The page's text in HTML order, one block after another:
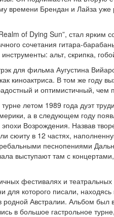
времени Брендан и Лайза
of Dying Sun”, стал ярким
сочетания гитара-
альт, скрипка,
для фильма Аугустина
киноактриса. В том же году
и оптимистичный,
летом 1989 года дуэт
а в следующем году
Возрождения. Назвав
сюиту в 12 частях,
песнопениями
выступают там с
фестивалях и
которого писали,
Австралии. Альбом был
в большое гастрольное